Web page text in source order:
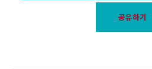
공유하기